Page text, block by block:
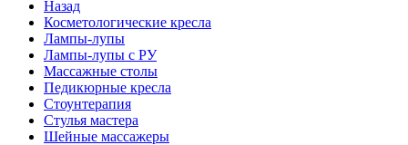
Назад
Косметологические кресла
Лампы-лупы
Лампы-лупы с РУ
Массажные столы
Педикюрные кресла
Стоунтерапия
Стулья мастера
Шейные массажеры